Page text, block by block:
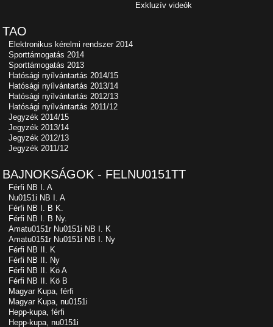
Exkluzív videók
TAO
Elektronikus kérelmi rendszer 2014
Sporttámogatás 2014
Sporttámogatás 2013
Hatósági nyílvántartás 2014/15
Hatósági nyílvántartás 2013/14
Hatósági nyílvántartás 2012/13
Hatósági nyílvántartás 2011/12
Jegyzék 2014/15
Jegyzék 2013/14
Jegyzék 2012/13
Jegyzék 2011/12
BAJNOKSÁGOK - FELNU0151TT
Férfi NB I. A
Nu0151i NB I. A
Férfi NB I. B K.
Férfi NB I. B Ny.
Amatu0151r Nu0151i NB I. K
Amatu0151r Nu0151i NB I. Ny
Férfi NB II. K
Férfi NB II. Ny
Férfi NB II. Kö A
Férfi NB II. Kö B
Magyar Kupa, férfi
Magyar Kupa, nu0151i
Hepp-kupa, férfi
Hepp-kupa, nu0151i